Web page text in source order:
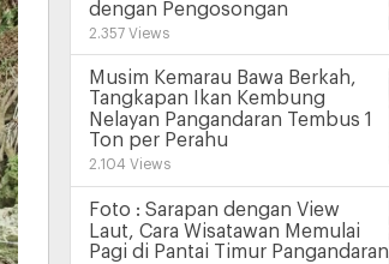
dengan Pengosongan
2.357 Views
Musim Kemarau Bawa Berkah,
Tangkapan Ikan Kembung
Nelayan Pangandaran Tembus 1
Ton per Perahu
2.104 Views
Foto : Sarapan dengan View
Laut, Cara Wisatawan Memulai
Pagi di Pantai Timur Pangandaran